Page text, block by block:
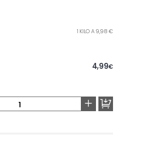
1 KILO A 9,98 €
4,99€
+